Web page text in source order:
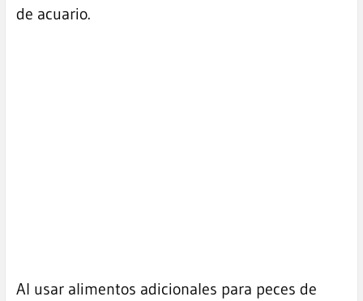
de acuario.
Al usar alimentos adicionales para peces de